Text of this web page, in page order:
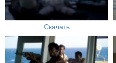
Скачать